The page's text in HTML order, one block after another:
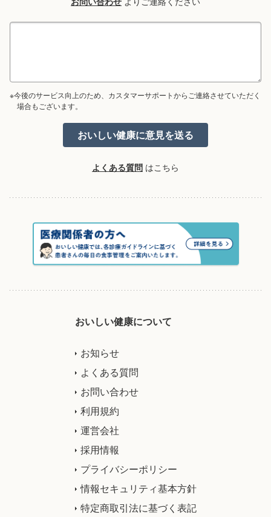
※今後のサービス向上のため、カスタマーサポートからご連絡させていただく
場合もございます。
よくある質問 はこちら
おいしい健康について
お知らせ
よくある質問
お問い合わせ
利用規約
運営会社
採用情報
プライバシーポリシー
情報セキュリティ基本方針
特定商取引法に基づく表記